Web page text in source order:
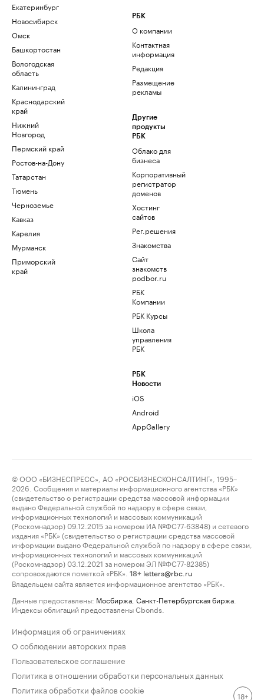
Екатеринбург
Новосибирск
Омск
Башкортостан
Вологодская
область
Калининград
Краснодарский
край
Нижний
Новгород
Пермский край
Ростов-на-Дону
Татарстан
Тюмень
Черноземье
Кавказ
Карелия
Мурманск
Приморский
край
РБК
О компании
Контактная
информация
Редакция
Размещение
рекламы
Другие
продукты
РБК
Облако для
бизнеса
Корпоративный
регистратор
доменов
Хостинг
сайтов
Рег.решения
Знакомства
Сайт
знакомств
podbor.ru
РБК
Компании
РБК Курсы
Школа
управления
РБК
РБК
Новости
iOS
Android
AppGallery
© ООО «БИЗНЕСПРЕСС», АО «РОСБИЗНЕСКОНСАЛТИНГ», 1995–
2026. Сообщения и материалы информационного агентства «РБК»
(свидетельство о регистрации средства массовой информации
выдано Федеральной службой по надзору в сфере связи,
информационных технологий и массовых коммуникаций
(Роскомнадзор) 09.12.2015 за номером ИА №ФС77-63848) и сетевого
издания «РБК» (свидетельство о регистрации средства массовой
информации выдано Федеральной службой по надзору в сфере связи,
информационных технологий и массовых коммуникаций
(Роскомнадзор) 03.12.2021 за номером ЭЛ №ФС77-82385)
сопровождаются пометкой «РБК».
18+ letters@rbc.ru
Владельцем сайта является информационное агентство «РБК».
Данные предоставлены: Мосбиржа Санкт-Петербургская биржа
Индексы облигаций предоставлены Cbonds.
Информация об ограничениях
О соблюдении авторских прав
Пользовательское соглашение
Политика в отношении обработки персональных данных
Политика обработки файлов cookie
18+